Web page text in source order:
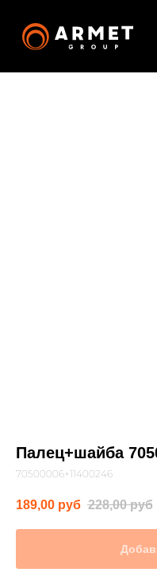
Палец+шайба
70500006+11400246
189,00 руб 228,00 руб